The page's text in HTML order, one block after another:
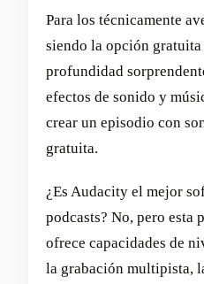
Para los técnicamente
siendo la opción
profundidad
efectos de sonido y
crear un episodio con
gratuita.
¿Es Audacity el mejor
podcasts? No, pero esta
ofrece capacidades de
la grabación multipista,